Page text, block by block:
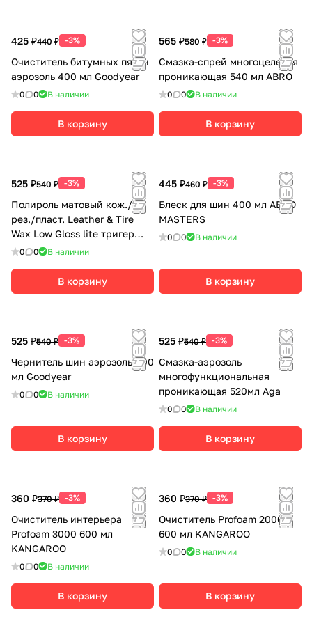
425 ₽440 ₽ -3%
Очиститель битумных пятен
аэрозоль 400 мл Goodyear
0 0 В наличии
В корзину
565 ₽580 ₽ -3%
Смазка-спрей многоцелевая
проникающая 540 мл ABRO
0 0 В наличии
В корзину
525 ₽540 ₽ -3%
Полироль матовый кож./
рез./пласт. Leather & Tire
Wax Low Gloss lite тригер
500 мл KANGAROO
0 0 В наличии
В корзину
445 ₽460 ₽ -3%
Блеск для шин 400 мл ABRO
MASTERS
0 0 В наличии
В корзину
525 ₽540 ₽ -3%
Чернитель шин аэрозоль 400
мл Goodyear
0 0 В наличии
В корзину
525 ₽540 ₽ -3%
Смазка-аэрозоль
многофункциональная
проникающая 520мл Aga
0 0 В наличии
В корзину
360 ₽370 ₽ -3%
Очиститель интерьера
Profoam 3000 600 мл
KANGAROO
0 0 В наличии
В корзину
360 ₽370 ₽ -3%
Очиститель Profoam 2000
600 мл KANGAROO
0 0 В наличии
В корзину